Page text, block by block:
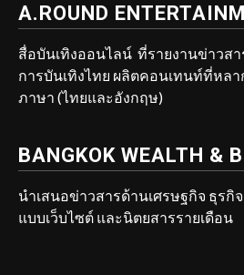
A.ROUND
สื่อบันเทิงออนไลน์ ที่รายงานข่าวส
การบันเทิงไทย ผลิตคอนเทนท์ที่หล
ภาษา (ไทยและอังกฤษ)
BANGKOK WEALTH &
นำเสนอข่าวสารด้านเศรษฐกิจ ธุรกิ
แบบเว็บไซต์ และนิตยสารรายเดือน